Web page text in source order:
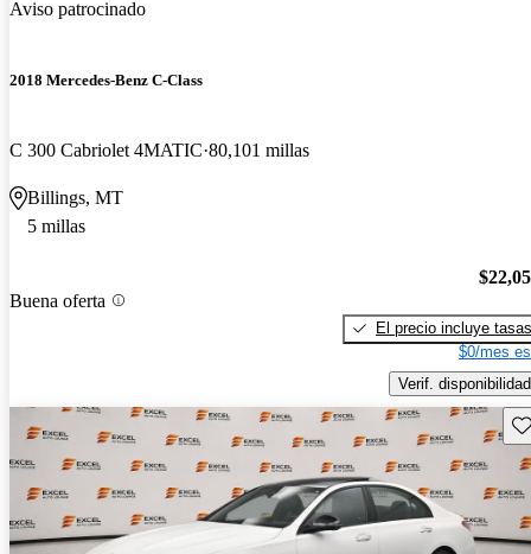
Aviso patrocinado
2018 Mercedes-Benz C-Class
C 300 Cabriolet 4MATIC 80,101 millas
Billings, MT
5 millas
Buena oferta
El precio incluye tasas
$0/mes
Verif. disponibilidad